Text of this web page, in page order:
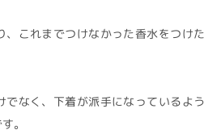
、これまでつけなかった香水をつけた
でなく、下着が派手になっているよう
。